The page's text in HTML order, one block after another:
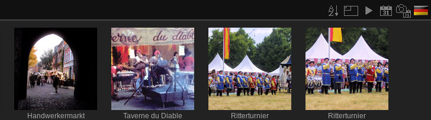
Handwerkermarkt Taverne du Diable Ritterturnier Ritterturnier